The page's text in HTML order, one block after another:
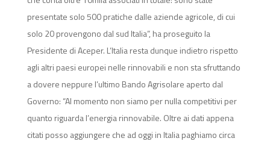
presentate solo 500 pratiche dalle aziende agricole, di cui
solo 20 provengono dal sud Italia”, ha proseguito la
Presidente di Aceper. L’Italia resta dunque indietro rispetto
agli altri paesi europei nelle rinnovabili e non sta sfruttando
a dovere neppure l’ultimo Bando Agrisolare aperto dal
Governo: “Al momento non siamo per nulla competitivi per
quanto riguarda l’energia rinnovabile. Oltre ai dati appena
citati posso aggiungere che ad oggi in Italia paghiamo circa